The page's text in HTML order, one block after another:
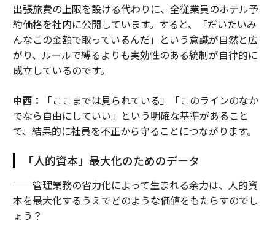
出張旅費の上限を設ける代わりに、全従業員のホテル予
約価格を社内に公開しています。すると、「だいたいみ
んなこの金額で取っているんだ」という意識が自然と広
がり、ルールで縛るよりも実効性のある統制が自律的に
成立しているのです。
中西：
「ここまでは見られている」「このラインのなか
でなら自由にしていい」という明確な基準があること
で、結果的に社員を不正から守ることにつながります。
「人的資本」最大化のためのデータ
──管理業務の省力化によって生まれる余力は、人的資
本を最大化するうえでどのような価値をもたらすのでし
ょう？